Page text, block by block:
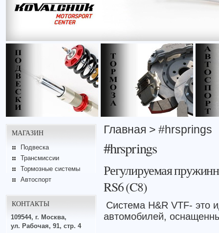
МАГАЗИН
Подвеска
Трансмиссии
Тормозные системы
Автоспорт
КОНТАКТЫ
109544, г. Москва,
ул. Рабочая, 91, стр. 4
Главная > #hrsprings
#hrsprings
Регулируемая
RS6 (C8)
Система H&R VTF- это
автомобилей,